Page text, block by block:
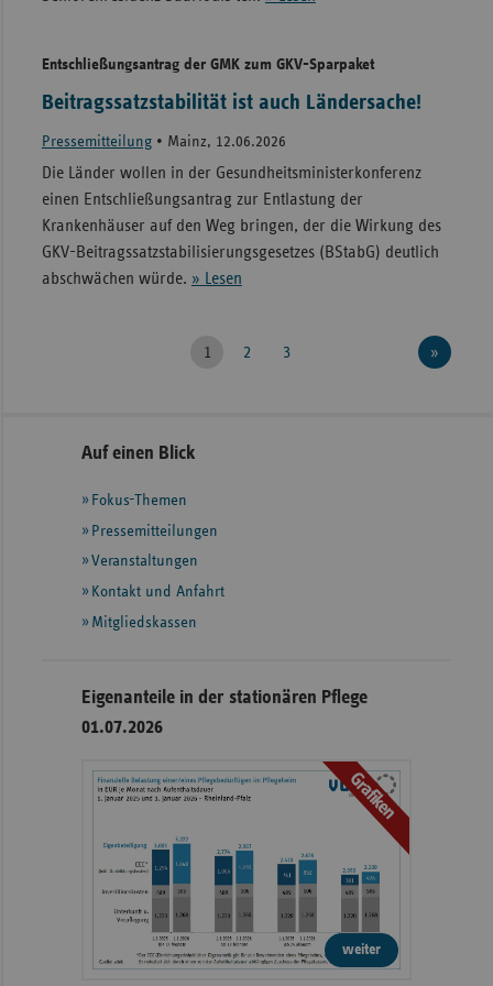
Entschließungsantrag der GMK zum GKV-Sparpaket
Beitragssatzstabilität ist auch Ländersache!
Pressemitteilung• Mainz, 12.06.2026
Die Länder wollen in der Gesundheitsministerkonferenz
einen Entschließungsantrag zur Entlastung der
Krankenhäuser auf den Weg bringen, der die Wirkung des
GKV-Beitragssatzstabilisierungsgesetzes (BStabG) deutlich
abschwächen würde. » Lesen
1 2 3 »
Seitenleiste
weiteren
Informationeny
Auf einen Blick
Fokus-Themen
Pressemitteilungen
Veranstaltungen
Kontakt und Anfahrt
Mitgliedskassen
Eigenanteile in der stationären Pflege
01.07.2026
Grafiken
weiter